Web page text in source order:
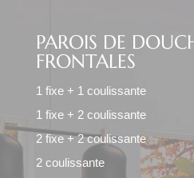
PAROIS DE
FRONTALES
1 fixe + 1 coulissante
1 fixe + 2 coulissante
2 fixe + 2 coulissante
2 coulissante